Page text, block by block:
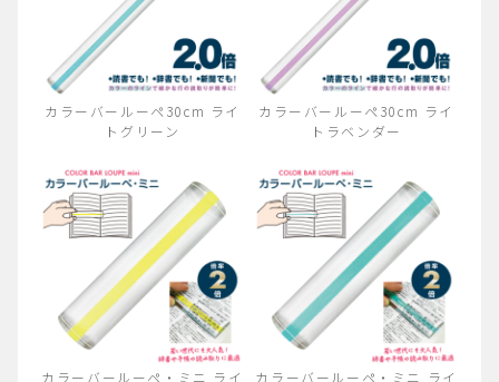
カラーバールーペ30cm ライ
トグリーン
カラーバールーペ30cm ライ
トラベンダー
カラーバールーペ・ミニ ライ
カラーバールーペ・ミニ ライ